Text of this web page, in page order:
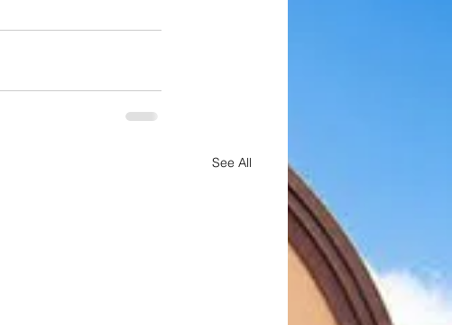
See All